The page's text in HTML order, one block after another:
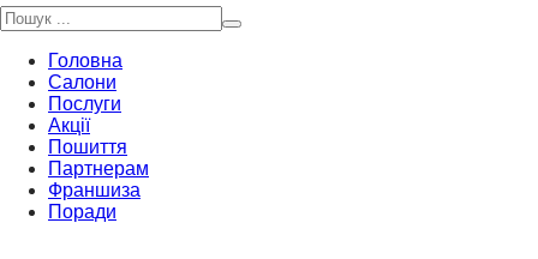
Головна
Салони
Послуги
Акції
Пошиття
Партнерам
Франшиза
Поради